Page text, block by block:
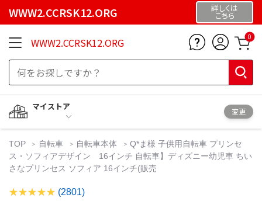
WWW2.CCRSK12.ORG 詳しくは
こちら
WWW2.CCRSK12.ORG 0
マイストア
変更
TOP 自転車 自転車本体
Q*ま様 子供用自転車 プリンセ
ス・ソフィアデザイン 16インチ 自転車】ディズニー幼児車 ちい
さなプリンセス ソフィア 16インチ(販売
(2801)